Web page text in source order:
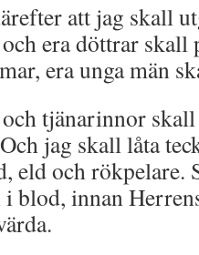
att jag skall
era döttrar skall
era unga män
tjänarinnor
jag skall låta
eld och rökpelare.
blod, innan